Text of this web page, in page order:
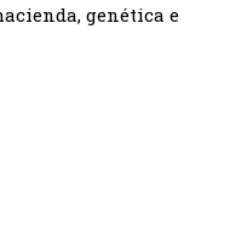
genética e